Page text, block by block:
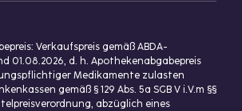
Verkaufspreis gemäß ABDA-
01.08.2026, d. h. Apothekenabgabepreis
Medikamente zulasten
gemäß § 129 Abs. 5a SGB V i.V.m §§
abzüglich eines